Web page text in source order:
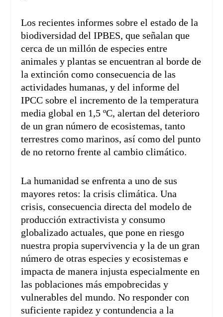
Los recientes informes sobre el estado de la
biodiversidad del IPBES, que señalan que
cerca de un millón de especies entre
animales y plantas se encuentran al borde de
la extinción como consecuencia de las
actividades humanas, y del informe del
IPCC sobre el incremento de la temperatura
media global en 1,5 ºC, alertan del deterioro
de un gran número de ecosistemas, tanto
terrestres como marinos, así como del punto
de no retorno frente al cambio climático.
La humanidad se enfrenta a uno de sus
mayores retos: la crisis climática. Una
crisis, consecuencia directa del modelo de
producción extractivista y consumo
globalizado actuales, que pone en riesgo
nuestra propia supervivencia y la de un gran
número de otras especies y ecosistemas e
impacta de manera injusta especialmente en
las poblaciones más empobrecidas y
vulnerables del mundo. No responder con
suficiente rapidez y contundencia a la